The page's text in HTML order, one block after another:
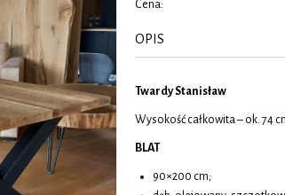
Cena:
OPIS
Twardy Stanisław
Wysokość całkowita – ok. 74
BLAT
90×200 cm;